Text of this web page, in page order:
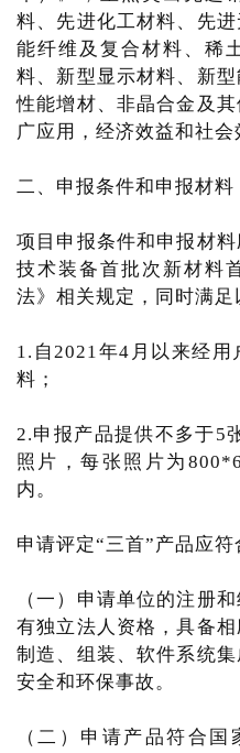
料、先进化工材料、先
能纤维及复合材料、稀
料、新型显示材料、新
性能增材、非晶合金及
广应用，经济效益和社会
二、申报条件和申报材料
项目申报条件和申报材
技术装备首批次新材料
法》相关规定，同时满足
1.自2021年4月以来经
料；
2.申报产品提供不多于5
照片，每张照片为
内。
申请评定“三首”产品应符
（一）申请单位的注册
有独立法人资格，具备
制造、组装、软件系统
安全和环保事故。
（二）申请产品符合